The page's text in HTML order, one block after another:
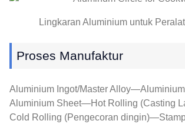
Lingkaran Aluminium untuk
Proses Manufaktur
Aluminium Ingot/Master
Aluminium Sheet—Hot Rolling (Casting
Cold Rolling (Pengecoran